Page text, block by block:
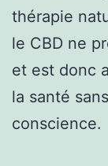
thérapie
le CBD ne
et est donc
la santé
conscience.